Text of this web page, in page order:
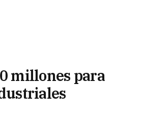
millones para